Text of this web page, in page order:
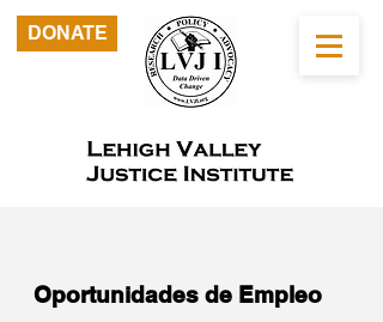
DONATE
Oportunidades de Empleo